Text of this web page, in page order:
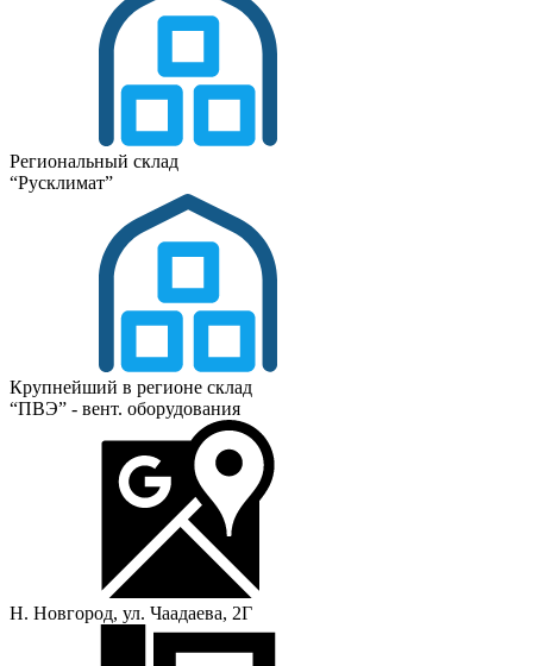
Региональный склад
“Русклимат”
Крупнейший в регионе склад
“ПВЭ” - вент. оборудования
Н. Новгород, ул. Чаадаева, 2Г